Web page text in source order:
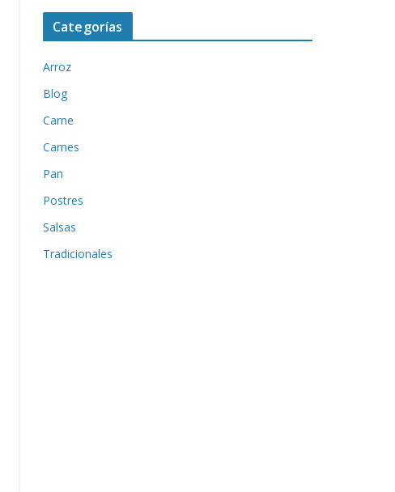
Categorías
Arroz
Blog
Carne
Carnes
Pan
Postres
Salsas
Tradicionales